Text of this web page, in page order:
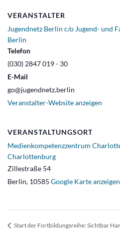
VERANSTALTUNGSORT
Medienkompetenzzentrum
Charlottenburg
Zillestraße 54
Berlin, 10585 Google Karte anzeigen
VERANSTALTER
Jugendnetz Berlin c/o Jugend- und
Berlin
Telefon
(030) 2847 019 - 30
E-Mail
go@jugendnetz.berlin
Veranstalter-Website anzeigen
Start der Fortbildungsreihe: Sichtbar